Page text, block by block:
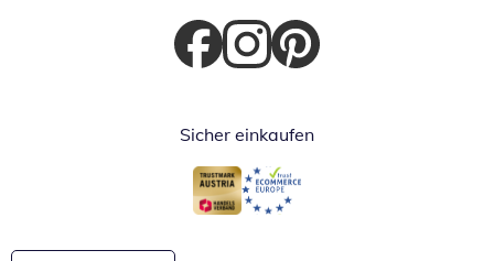
Öffnet in neuem Fenster
Öffnet in neuem Fenster
Öffnet in neuem Fenster
Sicher einkaufen
Öffnet in neuem Fenster
Öffnet in neuem Fenster